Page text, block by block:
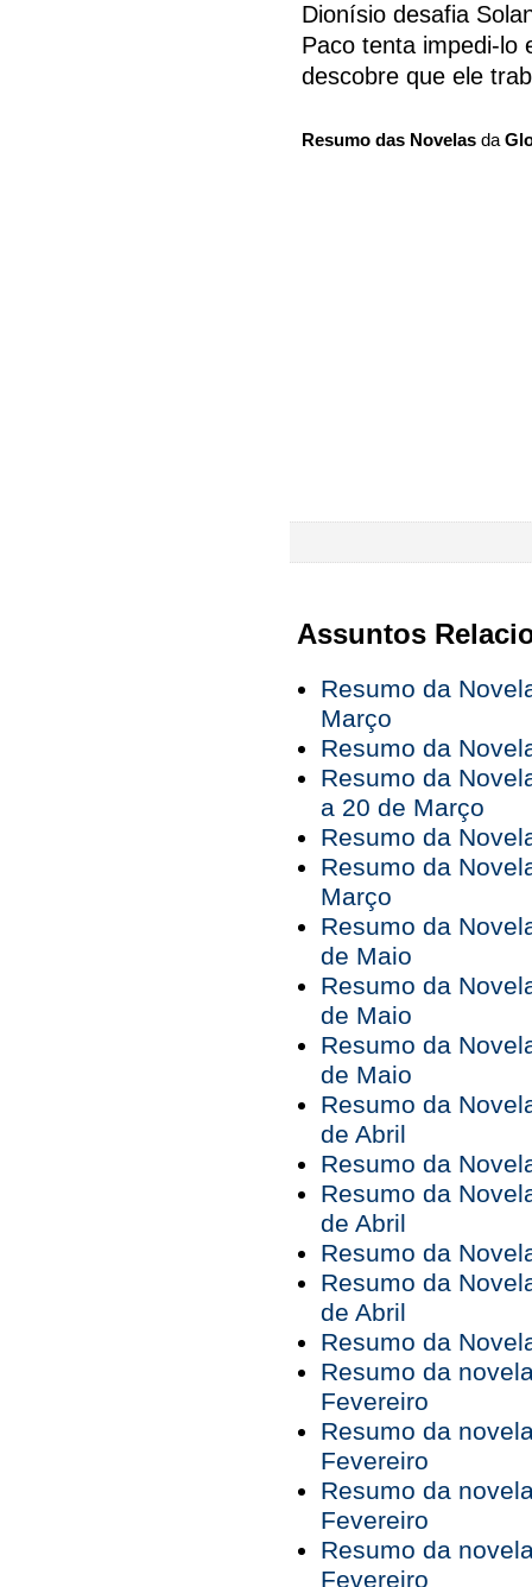
Dionísio desafia
Paco tenta impedi-lo
descobre que ele
Resumo das Novelas da
Assuntos
Resumo da
Março
Resumo da
Resumo da
a 20 de Março
Resumo da
Resumo da
Março
Resumo da
de Maio
Resumo da
de Maio
Resumo da
de Maio
Resumo da
de Abril
Resumo da
Resumo da
de Abril
Resumo da
Resumo da
de Abril
Resumo da
Resumo da
Fevereiro
Resumo da
Fevereiro
Resumo da
Fevereiro
Resumo da
Fevereiro